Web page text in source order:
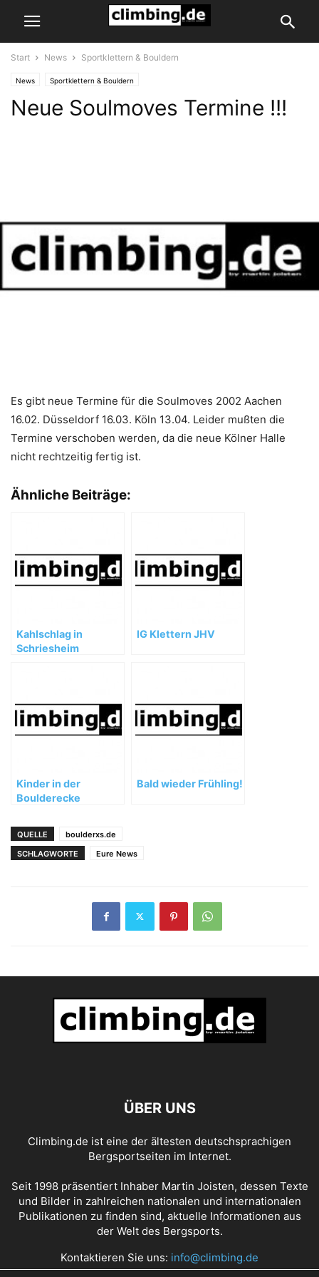
Start News Sportklettern & Bouldern
News Sportklettern & Bouldern
Neue Soulmoves Termine !!!
Es gibt neue Termine für die Soulmoves 2002 Aachen
16.02. Düsseldorf 16.03. Köln 13.04. Leider mußten die
Termine verschoben werden, da die neue Kölner Halle
nicht rechtzeitig fertig ist.
Ähnliche Beiträge:
Kahlschlag in
Schriesheim
IG Klettern JHV
Kinder in der
Boulderecke
Bald wieder Frühling!
QUELLE
boulderxs.de
SCHLAGWORTE
Eure News
ÜBER UNS
Climbing.de ist eine der ältesten deutschsprachigen
Bergsportseiten im Internet.
Seit 1998 präsentiert Inhaber Martin Joisten, dessen Texte
und Bilder in zahlreichen nationalen und internationalen
Publikationen zu finden sind, aktuelle Informationen aus
der Welt des Bergsports.
Kontaktieren Sie uns: info@climbing.de